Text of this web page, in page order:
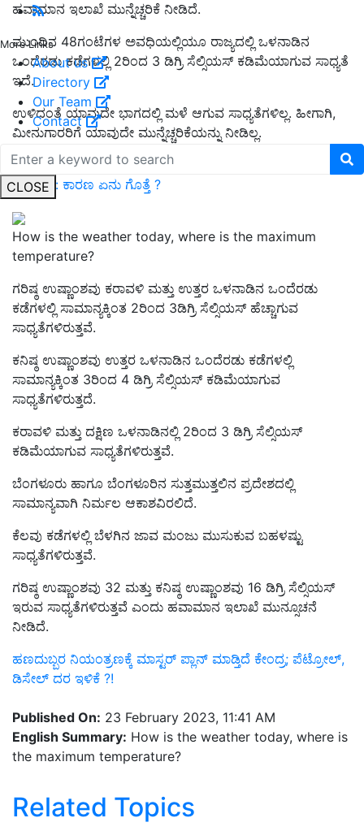
More Links
About us
Directory
Our Team
Contact
CLOSE
ಹವಾಮಾನ ಇಲಾಖೆ ಮುನ್ನೆಚ್ಚರಿಕೆ ನೀಡಿದೆ.
ಮುಂದಿನ 48ಗಂಟೆಗಳ ಅವಧಿಯಲ್ಲಿಯೂ ರಾಜ್ಯದಲ್ಲಿ ಒಳನಾಡಿನ
ಒಂದೆರಡು ಕಡೆಗಳಲ್ಲಿ 2ರಿಂದ 3 ಡಿಗ್ರಿ ಸೆಲ್ಸಿಯಸ್‌ ಕಡಿಮೆಯಾಗುವ ಸಾಧ್ಯತೆ
ಇದೆ.
ಉಳಿದಂತೆ ಯಾವುದೇ ಭಾಗದಲ್ಲಿ ಮಳೆ ಆಗುವ ಸಾಧ್ಯತೆಗಳಿಲ್ಲ. ಹೀಗಾಗಿ,
ಮೀನುಗಾರರಿಗೆ ಯಾವುದೇ ಮುನ್ನೆಚ್ಚರಿಕೆಯನ್ನು ನೀಡಿಲ್ಲ.
Aadhar Card -Sim Card Link ಸಿಮ್‌ ಕಾರ್ಡ್‌ಗೂ ಆಧಾರ್‌ ಕಾರ್ಡ್‌
ಜೋಡಣೆ: ಕಾರಣ ಏನು ಗೊತ್ತೆ ?
How is the weather today, where is the maximum
temperature?
ಗರಿಷ್ಠ ಉಷ್ಣಾಂಶವು ಕರಾವಳಿ ಮತ್ತು ಉತ್ತರ ಒಳನಾಡಿನ ಒಂದೆರಡು
ಕಡೆಗಳಲ್ಲಿ ಸಾಮಾನ್ಯಕ್ಕಿಂತ 2ರಿಂದ 3ಡಿಗ್ರಿ ಸೆಲ್ಸಿಯಸ್‌ ಹೆಚ್ಚಾಗುವ
ಸಾಧ್ಯತೆಗಳಿರುತ್ತವೆ.
ಕನಿಷ್ಠ ಉಷ್ಣಾಂಶವು ಉತ್ತರ ಒಳನಾಡಿನ ಒಂದೆರಡು ಕಡೆಗಳಲ್ಲಿ
ಸಾಮಾನ್ಯಕ್ಕಿಂತ 3ರಿಂದ 4 ಡಿಗ್ರಿ ಸೆಲ್ಸಿಯಸ್‌ ಕಡಿಮೆಯಾಗುವ
ಸಾಧ್ಯತೆಗಳಿರುತ್ತದೆ.
ಕರಾವಳಿ ಮತ್ತು ದಕ್ಷಿಣ ಒಳನಾಡಿನಲ್ಲಿ 2ರಿಂದ 3 ಡಿಗ್ರಿ ಸೆಲ್ಸಿಯಸ್‌
ಕಡಿಮೆಯಾಗುವ ಸಾಧ್ಯತೆಗಳಿರುತ್ತವೆ.
ಬೆಂಗಳೂರು ಹಾಗೂ ಬೆಂಗಳೂರಿನ ಸುತ್ತಮುತ್ತಲಿನ ಪ್ರದೇಶದಲ್ಲಿ
ಸಾಮಾನ್ಯವಾಗಿ ನಿರ್ಮಲ ಆಕಾಶವಿರಲಿದೆ.
ಕೆಲವು ಕಡೆಗಳಲ್ಲಿ ಬೆಳಗಿನ ಜಾವ ಮಂಜು ಮುಸುಕುವ ಬಹಳಷ್ಟು
ಸಾಧ್ಯತೆಗಳಿರುತ್ತವೆ.
ಗರಿಷ್ಠ ಉಷ್ಣಾಂಶವು 32 ಮತ್ತು ಕನಿಷ್ಠ ಉಷ್ಣಾಂಶವು 16 ಡಿಗ್ರಿ ಸೆಲ್ಸಿಯಸ್‌
ಇರುವ ಸಾಧ್ಯತೆಗಳಿರುತ್ತವೆ ಎಂದು ಹವಾಮಾನ ಇಲಾಖೆ ಮುನ್ಸೂಚನೆ
ನೀಡಿದೆ.
ಹಣದುಬ್ಬರ ನಿಯಂತ್ರಣಕ್ಕೆ ಮಾಸ್ಟರ್‌ ಪ್ಲಾನ್‌ ಮಾಡ್ತಿದೆ ಕೇಂದ್ರ; ಪೆಟ್ರೋಲ್‌,
ಡಿಸೇಲ್‌ ದರ ಇಳಿಕೆ ?!
Published On: 23 February 2023, 11:41 AM
English Summary: How is the weather today, where is
the maximum temperature?
Related Topics